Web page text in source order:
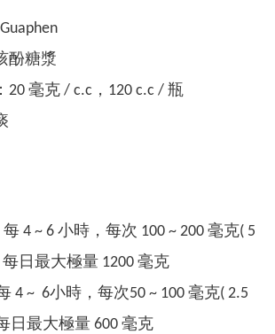
酚糖漿
20 毫克 / c.c，120 c.c / 瓶
4 ~ 6 小時，每次 100 ~ 200 毫克( 5
每日最大極量 1200 毫克
4 ~ 6小時，每次50 ~ 100 毫克( 2.5
日最大極量 600 毫克